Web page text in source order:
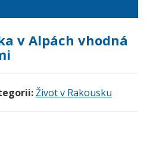
v Alpách vhodná
Život v Rakousku